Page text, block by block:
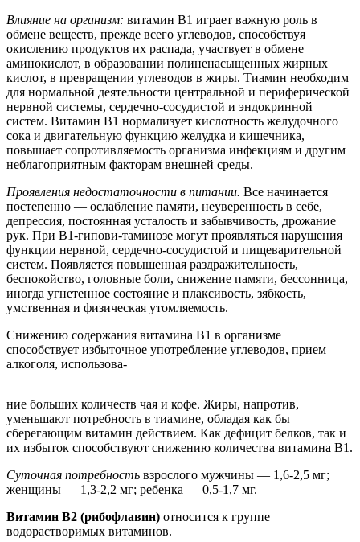
Влияние на организм: витамин В1 играет важную роль в
обмене веществ, прежде всего углеводов, способствуя
окислению продуктов их распада, участвует в обмене
аминокислот, в образовании полиненасыщенных жирных
кислот, в превращении углеводов в жиры. Тиамин необходим
для нормальной деятельности центральной и периферической
нервной системы, сердечно-сосудистой и эндокринной
систем. Витамин В1 нормализует кислотность желудочного
сока и двигательную функцию желудка и кишечника,
повышает сопротивляемость организма инфекциям и другим
неблагоприятным факторам внешней среды.
Проявления недостаточности в питании. Все начинается
постепенно — ослабление памяти, неуверенность в себе,
депрессия, постоянная усталость и забывчивость, дрожание
рук. При В1-гипови-таминозе могут проявляться нарушения
функции нервной, сердечно-сосудистой и пищеварительной
систем. Появляется повышенная раздражительность,
беспокойство, головные боли, снижение памяти, бессонница,
иногда угнетенное состояние и плаксивость, зябкость,
умственная и физическая утомляемость.
Снижению содержания витамина В1 в организме
способствует избыточное употребление углеводов, прием
алкоголя, использова-
ние больших количеств чая и кофе. Жиры, напротив,
уменьшают потребность в тиамине, обладая как бы
сберегающим витамин действием. Как дефицит белков, так и
их избыток способствуют снижению количества витамина В1.
Суточная потребность взрослого мужчины — 1,6-2,5 мг;
женщины — 1,3-2,2 мг; ребенка — 0,5-1,7 мг.
Витамин В2 (рибофлавин) относится к группе
водорастворимых витаминов.